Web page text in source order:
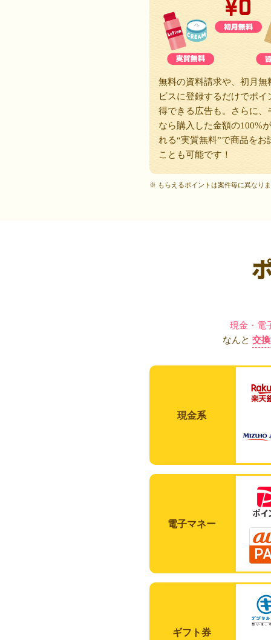
無料の資料請求や、初月無
ビスに登録するだけでポイ
得できる広告も。さらに、
なら購入した金額の100%
れる“実質無料”で商品をお
ことも可能です！
※ もらえるポイントは案件毎に異なり
現金・電
なんと 交
現金系
電子マネー
ギフト券